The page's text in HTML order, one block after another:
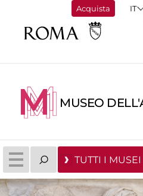
Acquista
MUSEO
TUTTI I MUSEI